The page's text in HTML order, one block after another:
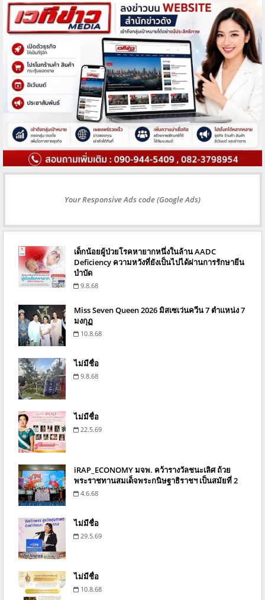
Your Responsive Ads code (Google Ads)
เด็กน้อยผู้ป่วยโรคหายากหนึ่งในล้าน AADC
Deficiency ความหวังที่ยังเป็นไปได้ผ่านการรักษายีน
บำบัด
9.8.68
Miss Seven Queen 2026 มิสเซเว่นควีน 7 ตำแหน่ง 7
มงกุฏ
10.8.68
ไม่มีชื่อ
9.8.68
ไม่มีชื่อ
22.5.69
iRAP_ECONOMY มจพ. คว้ารางวัลชนะเลิศ ถ้วย
พระราชทานสมเด็จพระกนิษฐาธิราชฯ เป็นสมัยที่ 2
4.6.68
ไม่มีชื่อ
29.5.69
ไม่มีชื่อ
10.8.68